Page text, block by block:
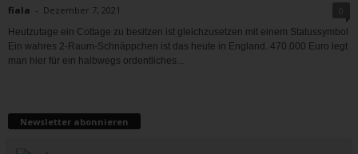
fiala - Dezember 7, 2021
Heutzutage ein Cottage zu besitzen ist gleichzusetzen mit einem Statussymbol
Ein wahres 2-Raum-Schnäppchen ist das heute in England. 470.000 Euro legt
man hier für ein halbwegs ordentliches...
Newsletter abonnieren